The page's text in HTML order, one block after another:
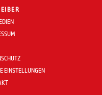
EINSTELLUNGEN